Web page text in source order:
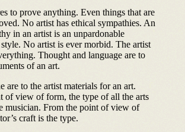
to prove anything. Even things that are
No artist has ethical sympathies. An
in an artist is an unpardonable
No artist is ever morbid. The artist
Thought and language are to
of an art.
are to the artist materials for an art.
of view of form, the type of all the arts
musician. From the point of view of
craft is the type.